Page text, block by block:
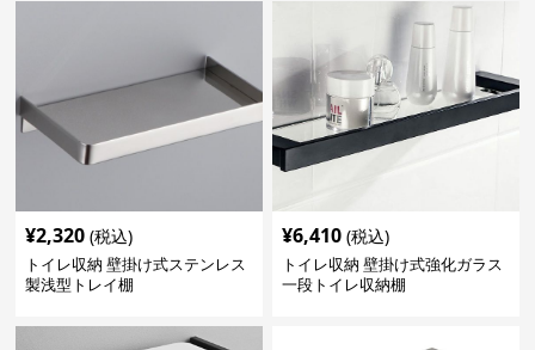
¥2,320 (税込)
トイレ収納 壁掛け式ステンレス
製浅型トレイ棚
¥6,410 (税込)
トイレ収納 壁掛け式強化ガラス
一段トイレ収納棚